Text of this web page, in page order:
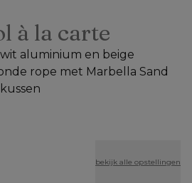
à la carte
aluminium en beige
rope met Marbella Sand
bekijk alle opstellingen